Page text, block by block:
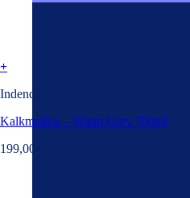
+
Indendørs
Kalkmaling – Warm Grey 700ml
199,00